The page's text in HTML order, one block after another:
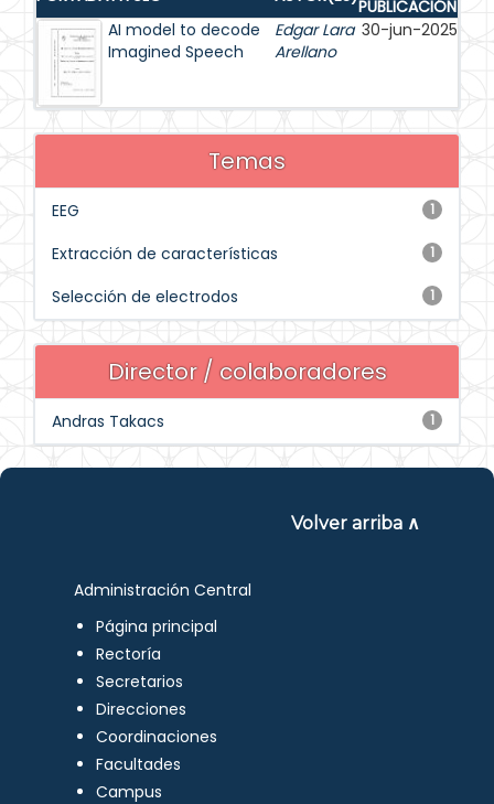
PUBLICACIÓN
AI model to decode
Imagined Speech
Edgar Lara
Arellano
30-jun-2025
Temas
1
EEG
1
Extracción de características
1
Selección de electrodos
Director / colaboradores
1
Andras Takacs
Volver arriba ∧
Administración Central
Página principal
Rectoría
Secretarios
Direcciones
Coordinaciones
Facultades
Campus